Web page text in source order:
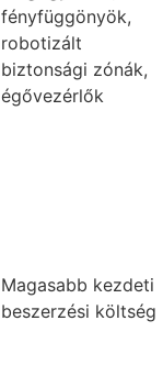
fényfüggönyök,
robotizált
biztonsági zónák,
égővezérlők
Magasabb kezdeti
beszerzési költség